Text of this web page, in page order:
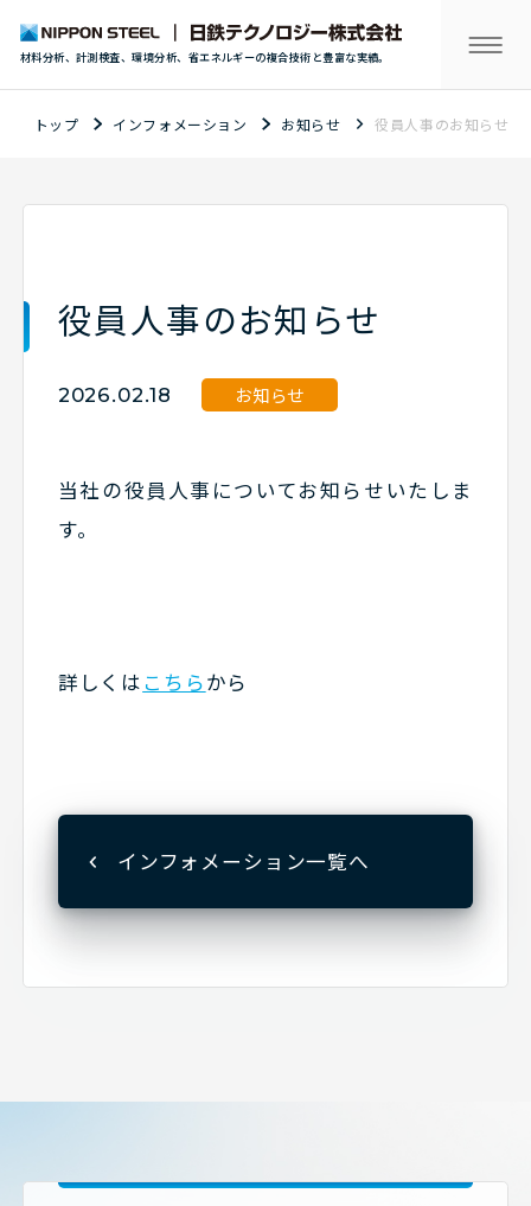
材料分析、計測検査、環境分析、省エネルギーの複合技術と豊富な実績。
トップ インフォメーション お知らせ 役員人事のお知らせ
役員人事のお知らせ
2026.02.18 お知らせ
当社の役員人事についてお知らせいたしま
す。
詳しくは こちらから
インフォメーション一覧へ